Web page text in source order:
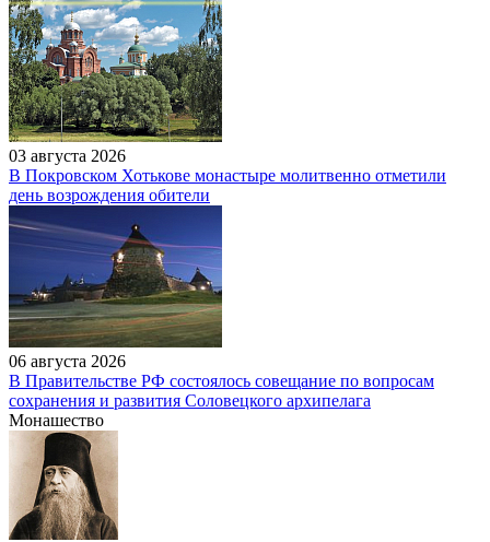
03 августа 2026
В Покровском Хотькове монастыре молитвенно отметили
день возрождения обители
06 августа 2026
В Правительстве РФ состоялось совещание по вопросам
сохранения и развития Соловецкого архипелага
Монашество